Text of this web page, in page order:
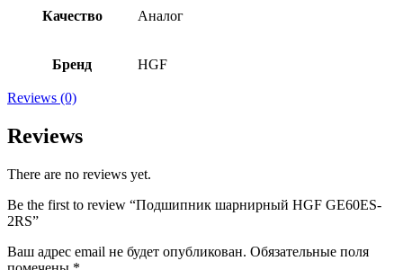
Качество Аналог
Бренд HGF
Reviews (0)
Reviews
There are no reviews yet.
Be the first to review “Подшипник шарнирный HGF GE60ES-
2RS”
Ваш адрес email не будет опубликован. Обязательные поля